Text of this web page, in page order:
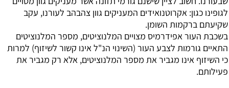
לגופינו כגון: אקרוטנואידים המעניקים גוון צהבהב לעורנו, עקב
שקיעתם ברקמות השומן.
בשכבת העור אפידרמיס מצויים המלנוציטים, מספר המלנוציטים
התאיים גורמות לצבע העור (השינוי הנ"ל אינו קשור לשיזוף) למרות
כי השיזוף אינו מגביר את מספר המלנוציטים, אלא רק מגביר את
פעילותם.